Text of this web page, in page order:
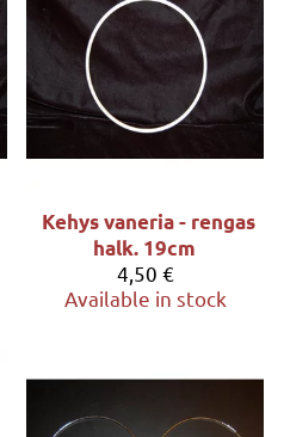
Kehys vaneria - rengas
halk. 19cm
4,50 €
Available in stock